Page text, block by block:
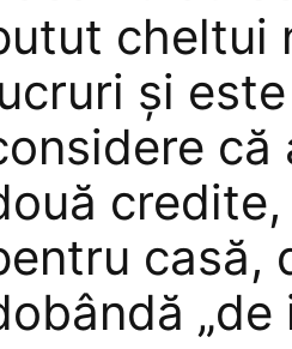
cheltui
și
că
casă,
„de